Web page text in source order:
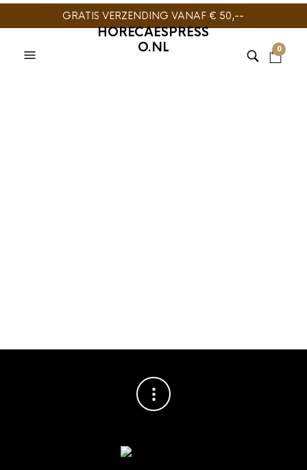
GRATIS VERZENDING VANAF € 50,--
HORECAESPRESS
O.NL
0